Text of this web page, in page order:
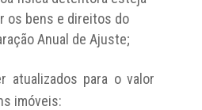
os bens e direitos do
Anual de Ajuste;
atualizados para o valor
imóveis: